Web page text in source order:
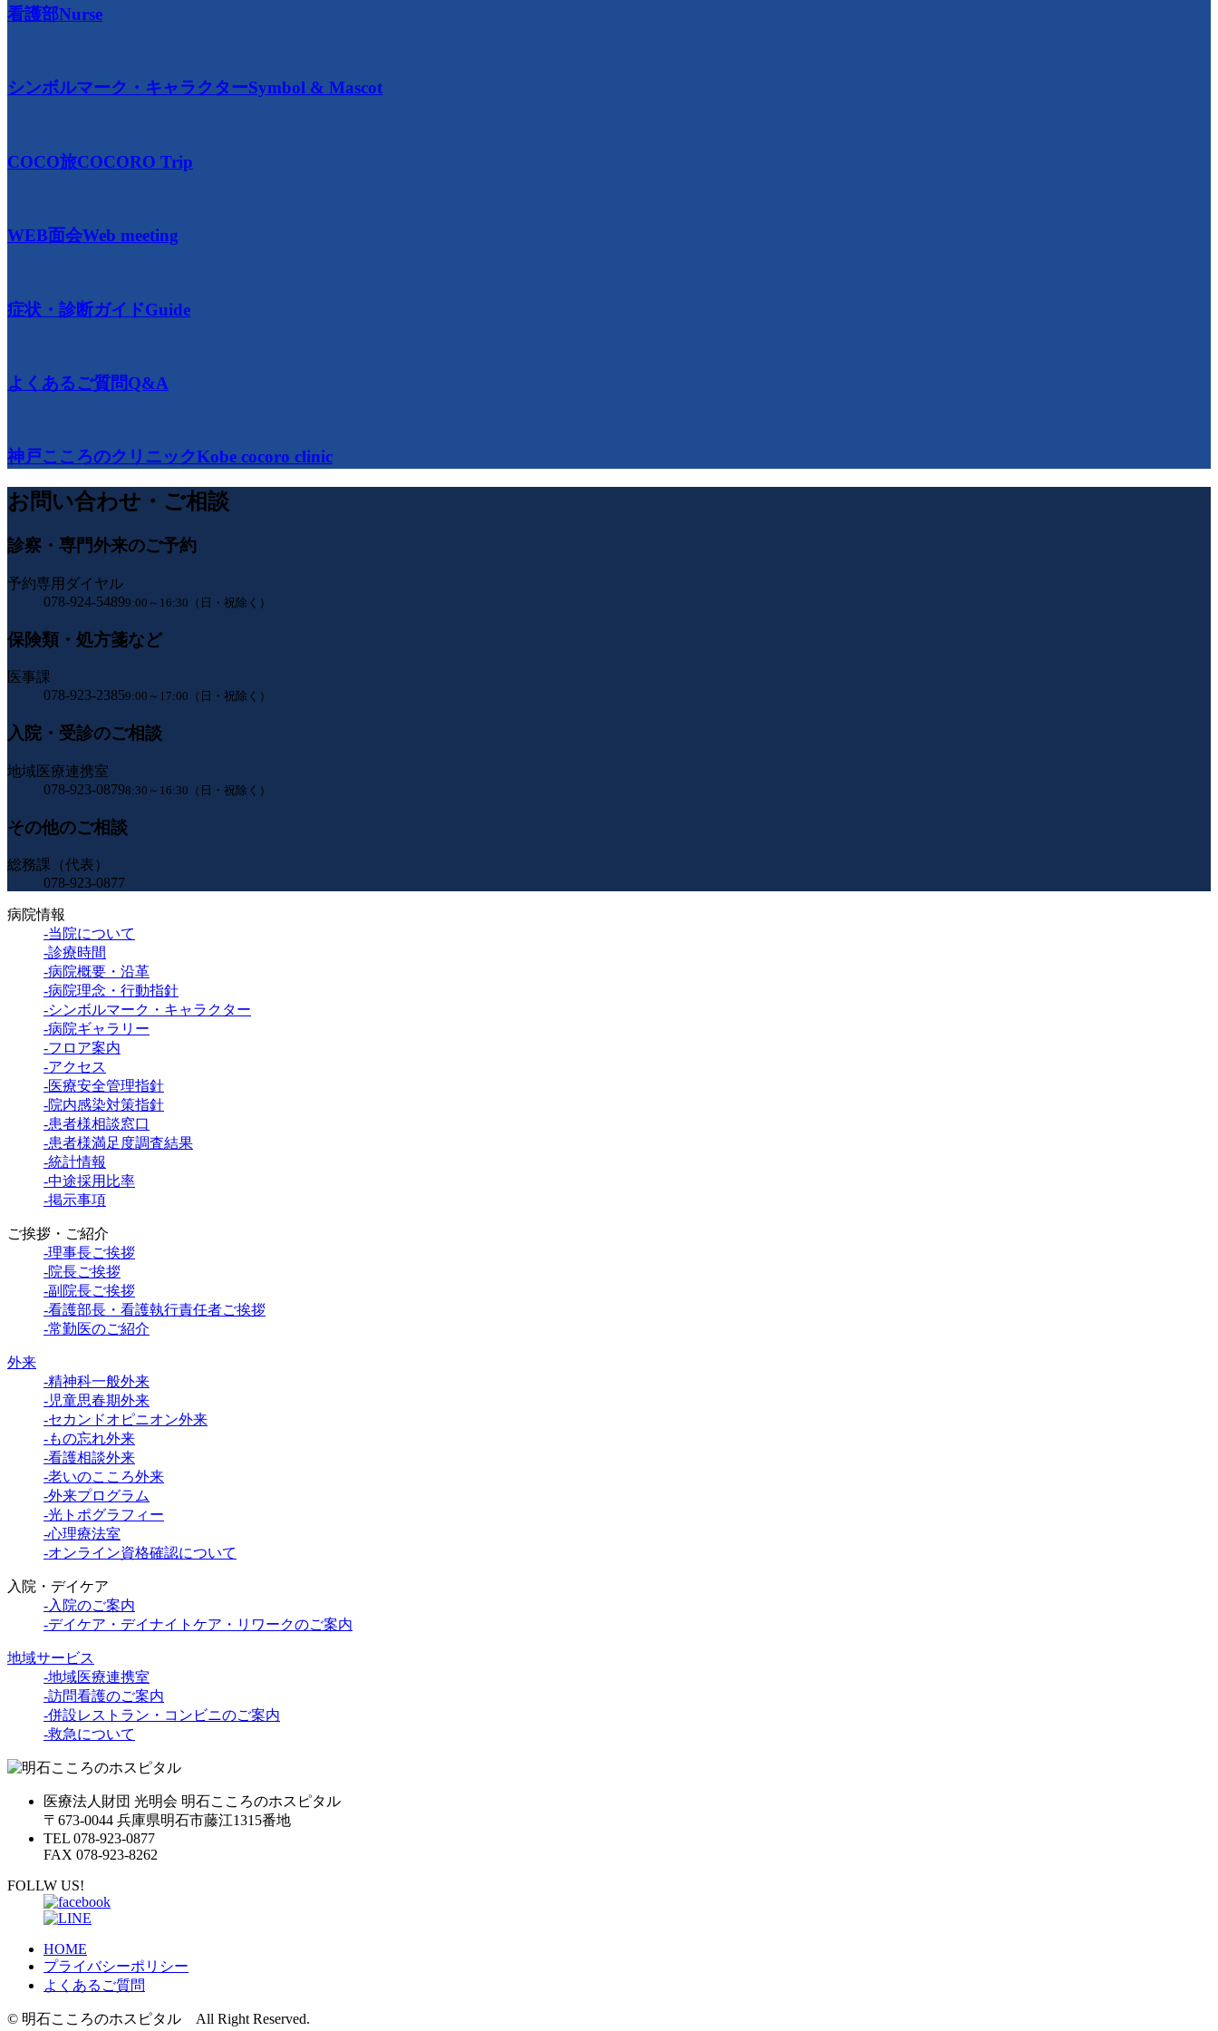
看護部Nurse
シンボルマーク・キャラクターSymbol & Mascot
COCO旅COCORO Trip
WEB面会Web meeting
症状・診断ガイドGuide
よくあるご質問Q&A
神戸こころのクリニックKobe cocoro clinic
お問い合わせ・ご相談
診察・専門外来のご予約
予約専用ダイヤル
078-924-54899:00～16:30（日・祝除く）
保険類・処方箋など
医事課
078-923-23859:00～17:00（日・祝除く）
入院・受診のご相談
地域医療連携室
078-923-08798:30～16:30（日・祝除く）
その他のご相談
総務課（代表）
078-923-0877
病院情報
-当院について
-診療時間
-病院概要・沿革
-病院理念・行動指針
-シンボルマーク・キャラクター
-病院ギャラリー
-フロア案内
-アクセス
-医療安全管理指針
-院内感染対策指針
-患者様相談窓口
-患者様満足度調査結果
-統計情報
-中途採用比率
-掲示事項
ご挨拶・ご紹介
-理事長ご挨拶
-院長ご挨拶
-副院長ご挨拶
-看護部長・看護執行責任者ご挨拶
-常勤医のご紹介
外来
-精神科一般外来
-児童思春期外来
-セカンドオピニオン外来
-もの忘れ外来
-看護相談外来
-老いのこころ外来
-外来プログラム
-光トポグラフィー
-心理療法室
-オンライン資格確認について
入院・デイケア
-入院のご案内
-デイケア・デイナイトケア・リワークのご案内
地域サービス
-地域医療連携室
-訪問看護のご案内
-併設レストラン・コンビニのご案内
-救急について
医療法人財団 光明会 明石こころのホスピタル
〒673-0044 兵庫県明石市藤江1315番地
TEL 078-923-0877
FAX 078-923-8262
FOLLW US!
HOME
プライバシーポリシー
よくあるご質問
© 明石こころのホスピタル All Right Reserved.